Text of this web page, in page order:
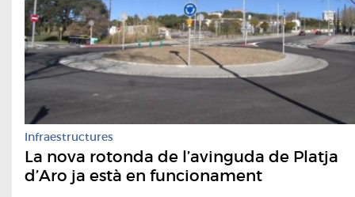
Infraestructures
La nova rotonda de l’avinguda de Platja
d’Aro ja està en funcionament